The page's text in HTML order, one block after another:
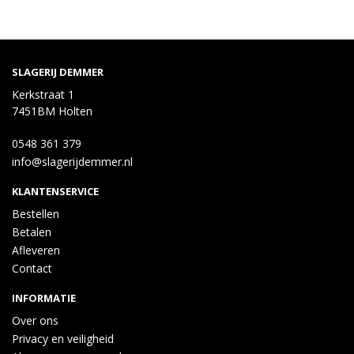
SLAGERIJ DEMMER
Kerkstraat 1
7451BM Holten
0548 361 379
info@slagerijdemmer.nl
KLANTENSERVICE
Bestellen
Betalen
Afleveren
Contact
INFORMATIE
Over ons
Privacy en veiligheid